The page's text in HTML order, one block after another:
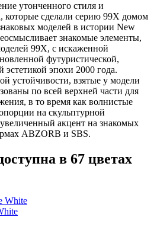
утонченного стиля и
которые сделали серию 99X домом
моделей в истории New
знакомые элементы,
99X, с искаженной
футуристической,
эстетикой эпохи 2000 года.
устойчивости, взятые у модели
по всей верхней части для
в то время как волнистые
на скульптурной
акцент на знакомых
ABZORB и SBS.
в 67 цветах